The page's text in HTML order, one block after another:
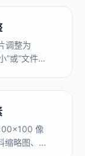
调整为
或“文件过
像
略图、评